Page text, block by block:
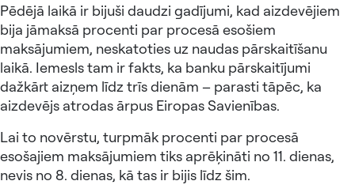
Pēdējā laikā ir bijuši daudzi gadījumi, kad aizdevējiem
bija jāmaksā procenti par procesā esošiem
maksājumiem, neskatoties uz naudas pārskaitīšanu
laikā. Iemesls tam ir fakts, ka banku pārskaitījumi
dažkārt aizņem līdz trīs dienām – parasti tāpēc, ka
aizdevējs atrodas ārpus Eiropas Savienības.
Lai to novērstu, turpmāk procenti par procesā
esošajiem maksājumiem tiks aprēķināti no 11. dienas,
nevis no 8. dienas, kā tas ir bijis līdz šim.